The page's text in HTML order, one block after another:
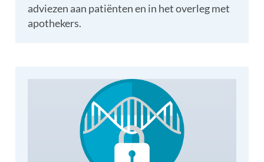
adviezen aan patiënten en in het overleg met
apothekers.